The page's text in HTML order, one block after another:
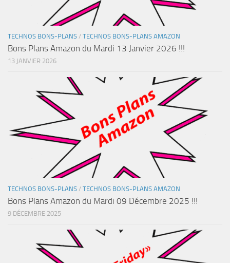
TECHNOS BONS-PLANS / TECHNOS BONS-PLANS AMAZON
Bons Plans Amazon du Mardi 13 Janvier 2026 !!!
13 JANVIER 2026
TECHNOS BONS-PLANS / TECHNOS BONS-PLANS AMAZON
Bons Plans Amazon du Mardi 09 Décembre 2025 !!!
9 DÉCEMBRE 2025